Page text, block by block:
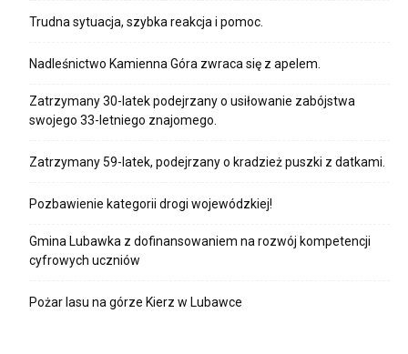
Trudna sytuacja, szybka reakcja i pomoc.
Nadleśnictwo Kamienna Góra zwraca się z apelem.
Zatrzymany 30-latek podejrzany o usiłowanie zabójstwa
swojego 33-letniego znajomego.
Zatrzymany 59-latek, podejrzany o kradzież puszki z datkami.
Pozbawienie kategorii drogi wojewódzkiej!
Gmina Lubawka z dofinansowaniem na rozwój kompetencji
cyfrowych uczniów
Pożar lasu na górze Kierz w Lubawce